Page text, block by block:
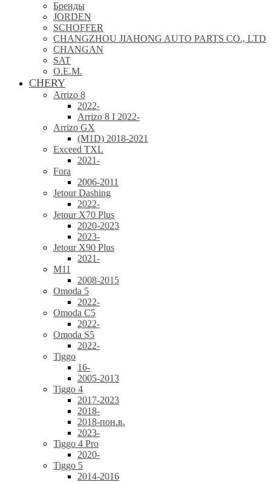
Бренды
JORDEN
SCHOFFER
CHANGZHOU JIAHONG AUTO PARTS CO., LTD
CHANGAN
SAT
O.E.M.
CHERY
Arrizo 8
2022-
Arrizo 8 I 2022-
Arrizo GX
(M1D) 2018-2021
Exceed TXL
2021-
Fora
2006-2011
Jetour Dashing
2022-
Jetour X70 Plus
2020-2023
2023-
Jetour X90 Plus
2021-
M11
2008-2015
Omoda 5
2022-
Omoda C5
2022-
Omoda S5
2022-
Tiggo
16-
2005-2013
Tiggo 4
2017-2023
2018-
2018-пон.в.
2023-
Tiggo 4 Pro
2020-
Tiggo 5
2014-2016